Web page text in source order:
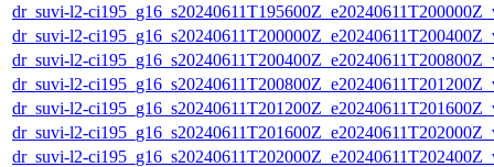
dr_suvi-l2-
dr_suvi-l2-
dr_suvi-l2-
dr_suvi-l2-
dr_suvi-l2-
dr_suvi-l2-
dr_suvi-l2-